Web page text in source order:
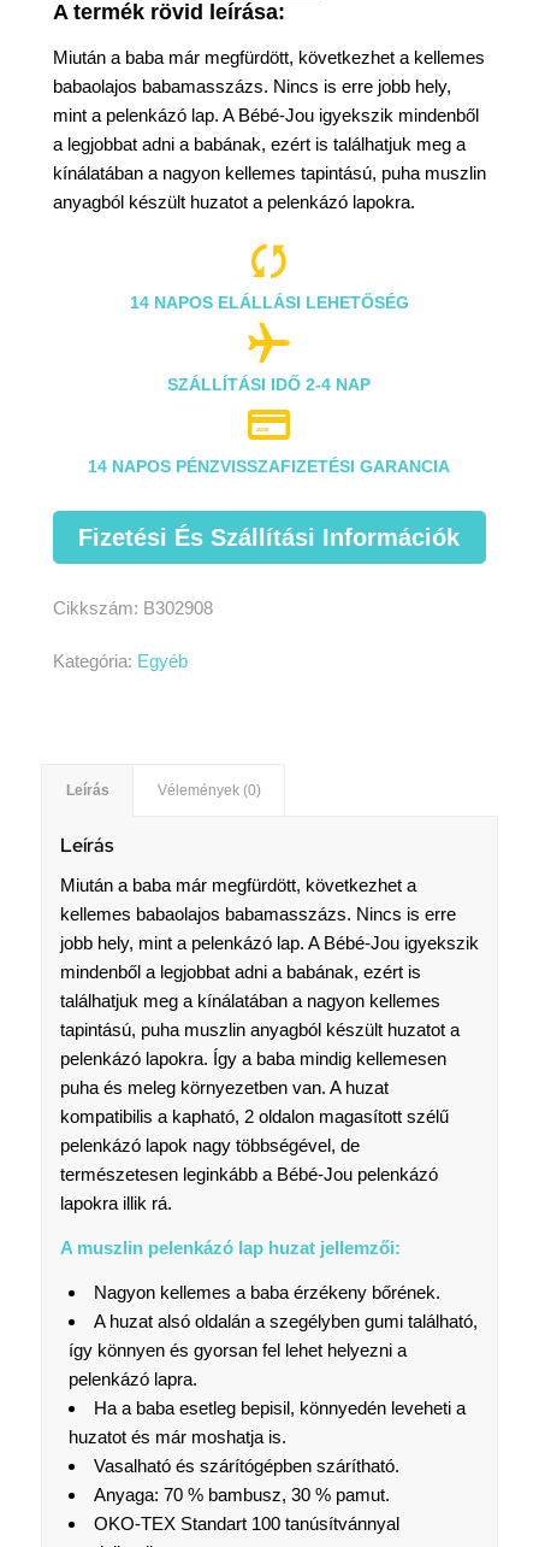
Miután a baba már megfürdött, következhet a kellemes
babaolajos babamasszázs. Nincs is erre jobb hely,
mint a pelenkázó lap. A Bébé-Jou igyekszik mindenből
a legjobbat adni a babának, ezért is találhatjuk meg a
kínálatában a nagyon kellemes tapintású, puha muszlin
anyagból készült huzatot a pelenkázó lapokra.

14 NAPOS ELÁLLÁSI LEHETŐSÉG

SZÁLLÍTÁSI IDŐ 2-4 NAP

14 NAPOS PÉNZVISSZAFIZETÉSI GARANCIA
Fizetési És Szállítási Információk
Cikkszám: B302908
Kategória: Egyéb
Leírás Vélemények (0)
Leírás
Miután a baba már megfürdött, következhet a
kellemes babaolajos babamasszázs. Nincs is erre
jobb hely, mint a pelenkázó lap. A Bébé-Jou igyekszik
mindenből a legjobbat adni a babának, ezért is
találhatjuk meg a kínálatában a nagyon kellemes
tapintású, puha muszlin anyagból készült huzatot a
pelenkázó lapokra. Így a baba mindig kellemesen
puha és meleg környezetben van. A huzat
kompatibilis a kapható, 2 oldalon magasított szélű
pelenkázó lapok nagy többségével, de
természetesen leginkább a Bébé-Jou pelenkázó
lapokra illik rá.
A muszlin pelenkázó lap huzat jellemzői:
Nagyon kellemes a baba érzékeny bőrének.
A huzat alsó oldalán a szegélyben gumi található,
így könnyen és gyorsan fel lehet helyezni a
pelenkázó lapra.
Ha a baba esetleg bepisil, könnyedén leveheti a
huzatot és már moshatja is.
Vasalható és szárítógépben szárítható.
Anyaga: 70 % bambusz, 30 % pamut.
OKO-TEX Standart 100 tanúsítvánnyal